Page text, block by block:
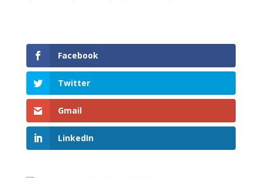
Facebook
Twitter
Gmail
LinkedIn